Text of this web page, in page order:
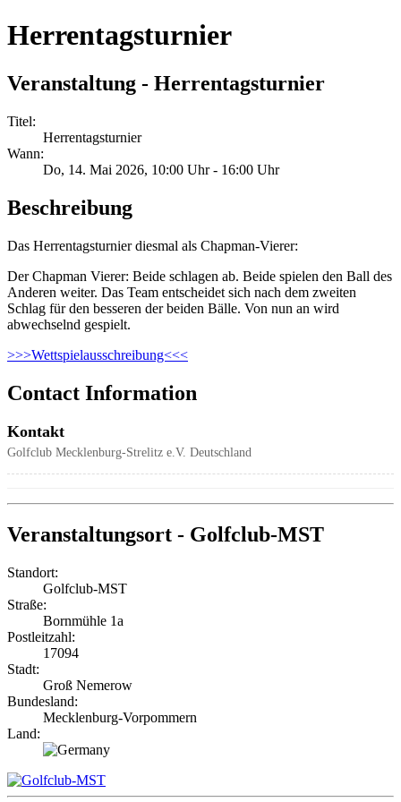
Herrentagsturnier
Veranstaltung - Herrentagsturnier
Titel:
Herrentagsturnier
Wann:
Do, 14. Mai 2026, 10:00 Uhr- 16:00 Uhr
Beschreibung
Das Herrentagsturnier diesmal als Chapman-Vierer:
Der Chapman Vierer: Beide schlagen ab. Beide spielen den Ball des
Anderen weiter. Das Team entscheidet sich nach dem zweiten
Schlag für den besseren der beiden Bälle. Von nun an wird
abwechselnd gespielt.
>>>Wettspielausschreibung<<<
Contact Information
Kontakt
Golfclub Mecklenburg-Strelitz e.V. Deutschland
Veranstaltungsort - Golfclub-MST
Standort:
Golfclub-MST
Straße:
Bornmühle 1a
Postleitzahl:
17094
Stadt:
Groß Nemerow
Bundesland:
Mecklenburg-Vorpommern
Land: